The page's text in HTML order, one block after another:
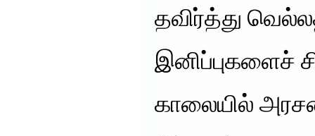
தவிர்த்து
இனிப்புகளைச்
காலையில்